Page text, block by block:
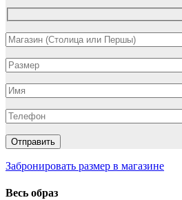
Забронировать размер в магазине
Весь образ